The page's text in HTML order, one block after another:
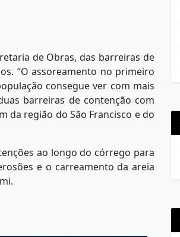
de Obras, das barreiras de
“O assoreamento no primeiro
consegue ver com mais
barreiras de contenção com
da região do São Francisco e do
ao longo do córrego para
e o carreamento da areia